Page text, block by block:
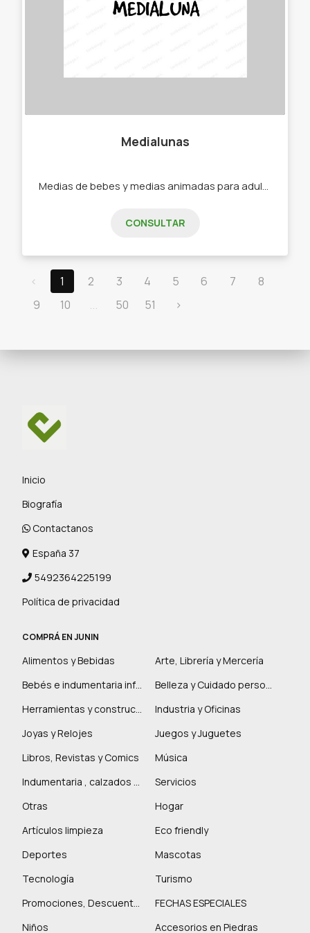
Medialunas
CONSULTAR
‹ 1 2 3 4 5 6 7
8
9
10 ... 50 51 ›
Inicio
Biografía
Contactanos
España 37
5492364225199
Política de privacidad
COMPRÁ EN JUNIN
Alimentos y Bebidas
Arte, Librería y Mercería
Bebés e indumentaria infantil
Belleza y Cuidado personal
Herramientas y construcción
Industria y Oficinas
Joyas y Relojes
Juegos y Juguetes
Libros, Revistas y Comics
Música
Indumentaria , calzados y marroquinería
Servicios
Otras
Hogar
Artículos limpieza
Eco friendly
Deportes
Mascotas
Tecnología
Turismo
Promociones, Descuentos y más
FECHAS ESPECIALES
Niños
Accesorios en Piedras